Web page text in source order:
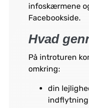
infoskærmene
Facebookside.
Hvad
På introturen
omkring:
din
indflytning